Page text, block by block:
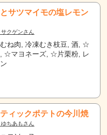
サツマイモの塩レモン
クゲンさん
ね肉, 冷凍むき枝豆, 酒, ☆
☆マヨネーズ, ☆片栗粉, レ
ィックポテトの今川焼
ちあもさん